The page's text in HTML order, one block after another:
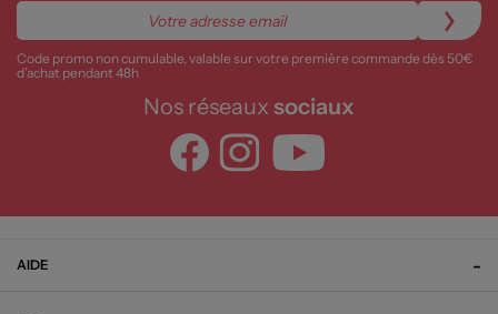
Code promo non cumulable, valable sur votre première commande dès 50€
d’achat pendant 48h
Nos réseaux sociaux
AIDE